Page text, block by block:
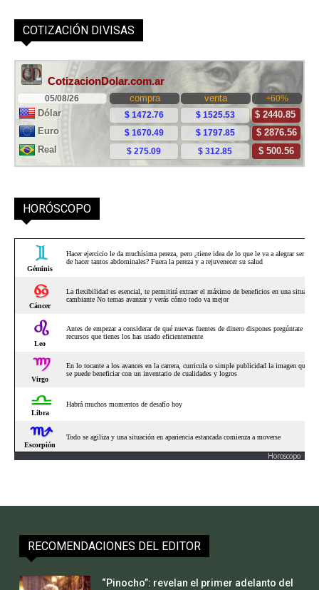
COTIZACIÓN DIVISAS
HORÓSCOPO
Horoscopo
RECOMENDACIONES DEL EDITOR
“Pinocho”: revelan el primer adelanto del